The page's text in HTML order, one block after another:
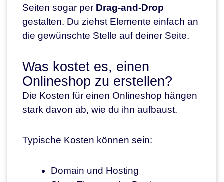
Seiten sogar per Drag-and-Drop
gestalten. Du ziehst Elemente einfach an
die gewünschte Stelle auf deiner Seite.
Was kostet es, einen
Onlineshop zu erstellen?
Die Kosten für einen Onlineshop hängen
stark davon ab, wie du ihn aufbaust.
Typische Kosten können sein:
Domain und Hosting